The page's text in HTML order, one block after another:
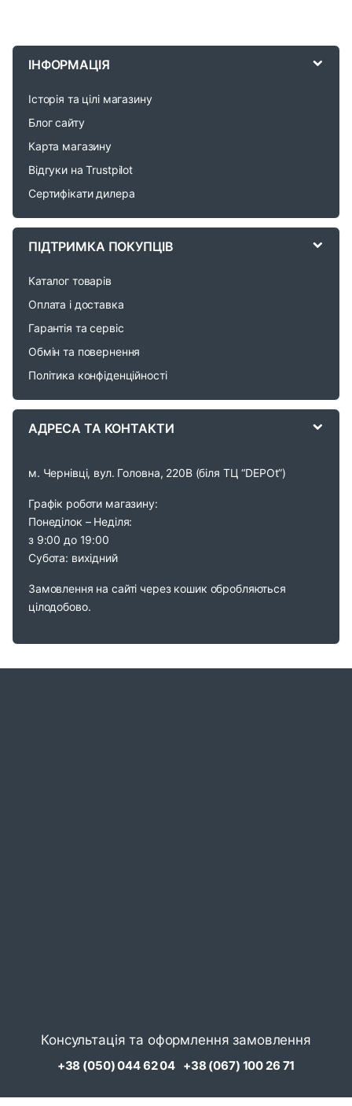
C
ІНФОРМАЦІЯ
Історія та цілі магазину
Блог сайту
Карта магазину
Відгуки на Trustpilot
Сертифікати дилера
ПІДТРИМКА ПОКУПЦІВ
Каталог товарів
Оплата і доставка
Гарантія та сервіс
Обмін та повернення
Політика конфіденційності
АДРЕСА ТА КОНТАКТИ
м. Чернівці, вул. Головна, 220В (біля ТЦ “DEPOt”)
Графік роботи магазину:
Понеділок – Неділя:
з 9:00 до 19:00
Субота: вихідний
Замовлення на сайті через кошик обробляються
цілодобово.
Консультація та оформлення замовлення
+38 (050) 044 62 04 +38 (067) 100 26 71